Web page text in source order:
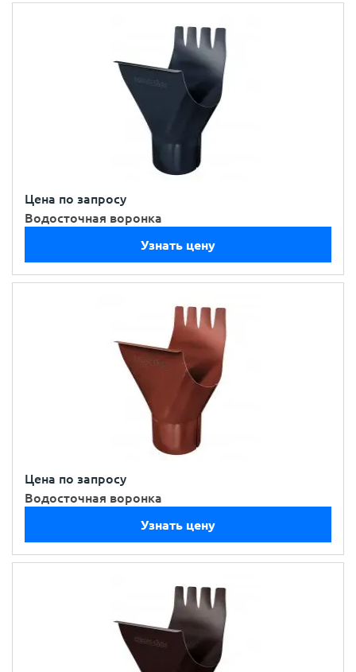
Цена по запросу
Водосточная воронка
Узнать цену
Цена по запросу
Водосточная воронка
Узнать цену